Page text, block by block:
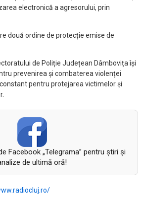
electronică a agresorului, prin
două ordine de protecție emise de
de Poliție Județean Dâmbovița își
prevenirea și combaterea violenței
pentru protejarea victimelor și
Facebook „Telegrama” pentru ştiri şi
de ultimă oră!